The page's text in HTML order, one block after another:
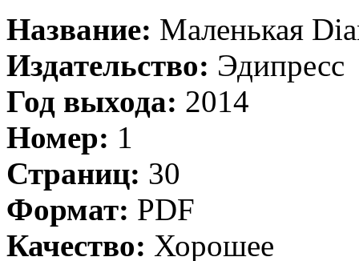
Название: Маленькая
Издательство: Эдипресс
Год выхода: 2014
Номер: 1
Страниц: 30
Формат: PDF
Качество: Хорошее